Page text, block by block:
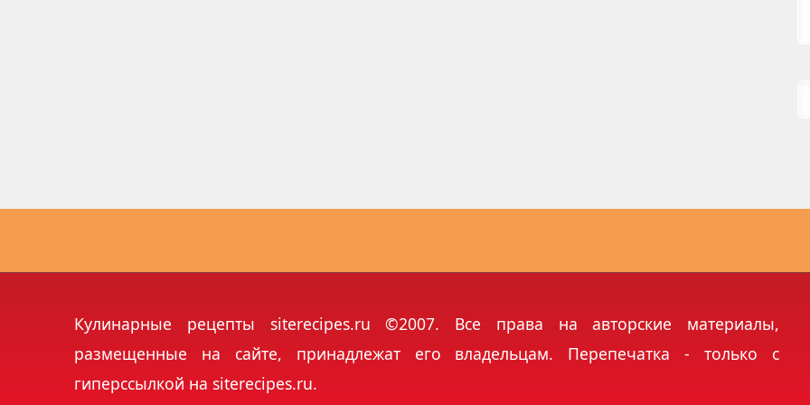
Кулинарные рецепты siterecipes.ru ©2007. Все права на авторские материалы,
размещенные на сайте, принадлежат его владельцам. Перепечатка - только с
гиперссылкой на siterecipes.ru.